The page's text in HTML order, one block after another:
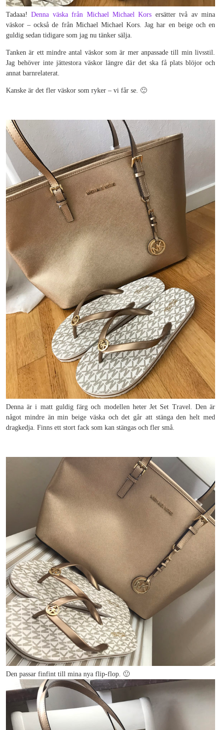
Tadaaa!Denna väska från Michael Michael Kors ersätter två av mina
väskor – också de från Michael Michael Kors. Jag har en beige och en
guldig sedan tidigare som jag nu tänker sälja.
Tanken är ett mindre antal väskor som är mer anpassade till min livsstil.
Jag behöver inte jättestora väskor längre där det ska få plats blöjor och
annat barnrelaterat.
Kanske är det fler väskor som ryker – vi får se. 🙂
Denna är i matt guldig färg och modellen heter Jet Set Travel. Den är
något mindre än min beige väska och det går att stänga den helt med
dragkedja. Finns ett stort fack som kan stängas och fler små.
Den passar finfint till mina nya flip-flop. 🙂